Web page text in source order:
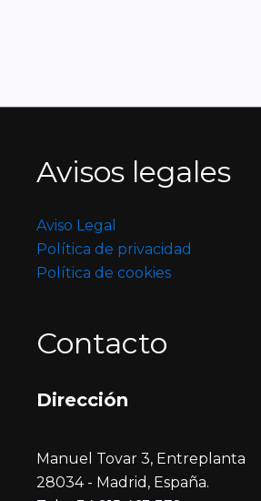
Avisos legales
Aviso Legal
Política de privacidad
Política de cookies
Contacto
Dirección
Manuel Tovar 3, Entreplanta
28034 - Madrid, España.